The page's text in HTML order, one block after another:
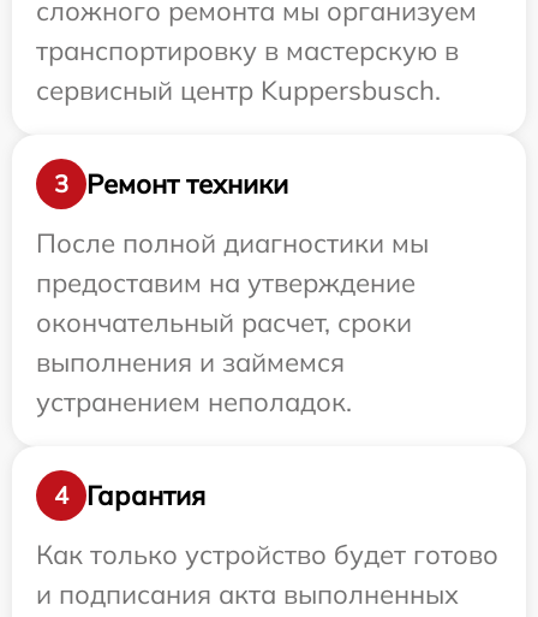
сложного ремонта мы организуем
транспортировку в мастерскую в
сервисный центр Kuppersbusch.
3
Ремонт техники
После полной диагностики мы
предоставим на утверждение
окончательный расчет, сроки
выполнения и займемся
устранением неполадок.
4
Гарантия
Как только устройство будет готово
и подписания акта выполненных